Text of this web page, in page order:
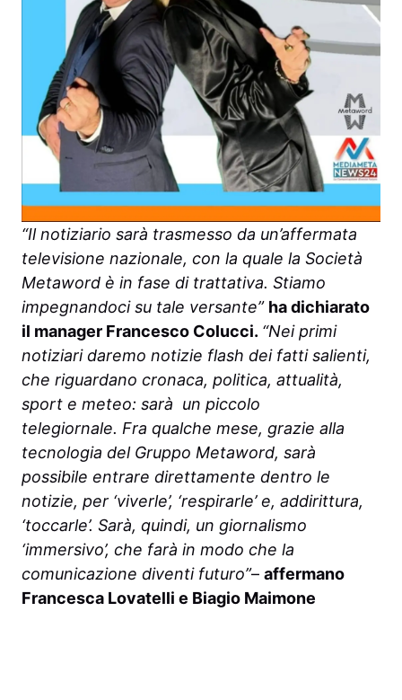
“Il notiziario sarà trasmesso da un’affermata
televisione nazionale, con la quale la Società
Metaword è in fase di trattativa. Stiamo
impegnandoci su tale versante” ha dichiarato
il manager Francesco Colucci. “Nei primi
notiziari daremo notizie flash dei fatti salienti,
che riguardano cronaca, politica, attualità,
sport e meteo: sarà un piccolo
telegiornale. Fra qualche mese, grazie alla
tecnologia del Gruppo Metaword, sarà
possibile entrare direttamente dentro le
notizie, per ‘viverle’, ‘respirarle’ e, addirittura,
‘toccarle’. Sarà, quindi, un giornalismo
‘immersivo’, che farà in modo che la
comunicazione diventi futuro”– affermano
Francesca Lovatelli e Biagio Maimone